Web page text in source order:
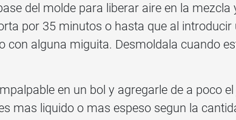
del molde para liberar aire en la mezcla
por 35 minutos o hasta que al introducir
con alguna miguita. Desmoldala cuando
en un bol y agregarle de a poco
mas liquido o mas espeso segun la